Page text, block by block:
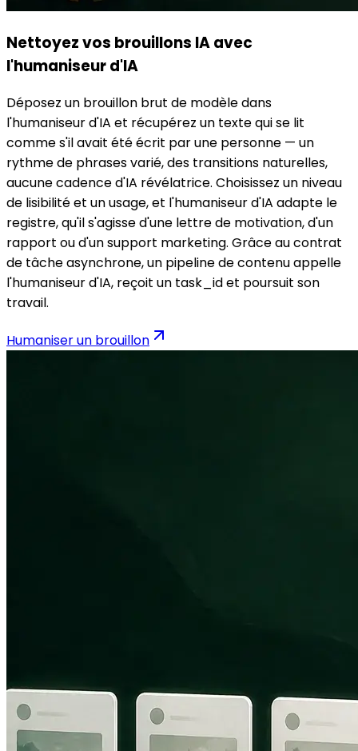
Nettoyez vos brouillons IA avec
l'humaniseur d'IA
Déposez un brouillon brut de modèle dans
l'humaniseur d'IA et récupérez un texte qui se lit
comme s'il avait été écrit par une personne — un
rythme de phrases varié, des transitions naturelles,
aucune cadence d'IA révélatrice. Choisissez un niveau
de lisibilité et un usage, et l'humaniseur d'IA adapte le
registre, qu'il s'agisse d'une lettre de motivation, d'un
rapport ou d'un support marketing. Grâce au contrat
de tâche asynchrone, un pipeline de contenu appelle
l'humaniseur d'IA, reçoit un task_id et poursuit son
travail.
Humaniser un brouillon